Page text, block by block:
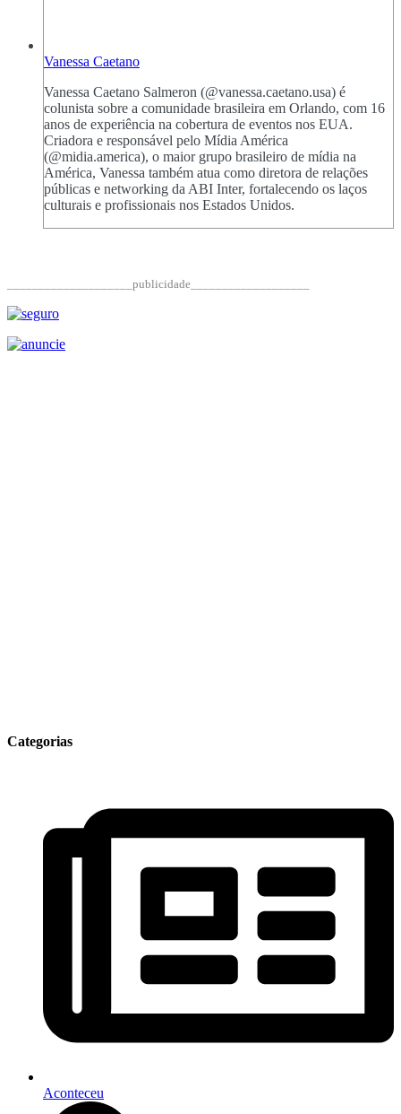
Vanessa Caetano
Vanessa Caetano Salmeron (@vanessa.caetano.usa) é
colunista sobre a comunidade brasileira em Orlando, com 16
anos de experiência na cobertura de eventos nos EUA.
Criadora e responsável pelo Mídia América
(@midia.america), o maior grupo brasileiro de mídia na
América, Vanessa também atua como diretora de relações
públicas e networking da ABI Inter, fortalecendo os laços
culturais e profissionais nos Estados Unidos.
____________________publicidade___________________
Categorias
Aconteceu